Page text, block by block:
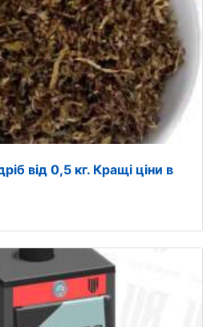
від 0,5 кг. Кpащі ціни в